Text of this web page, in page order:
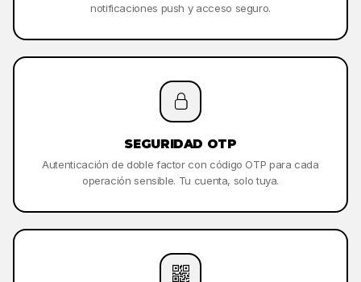
notificaciones push y acceso seguro.
SEGURIDAD OTP
Autenticación de doble factor con código OTP para cada
operación sensible. Tu cuenta, solo tuya.